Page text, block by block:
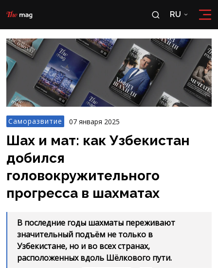
RU
RU
OʻZ
Саморазвитие 07 января 2025
Шах и мат: как Узбекистан
добился
головокружительного
прогресса в шахматах
В последние годы шахматы переживают
значительный подъём не только в
Узбекистане, но и во всех странах,
расположенных вдоль Шёлкового пути.